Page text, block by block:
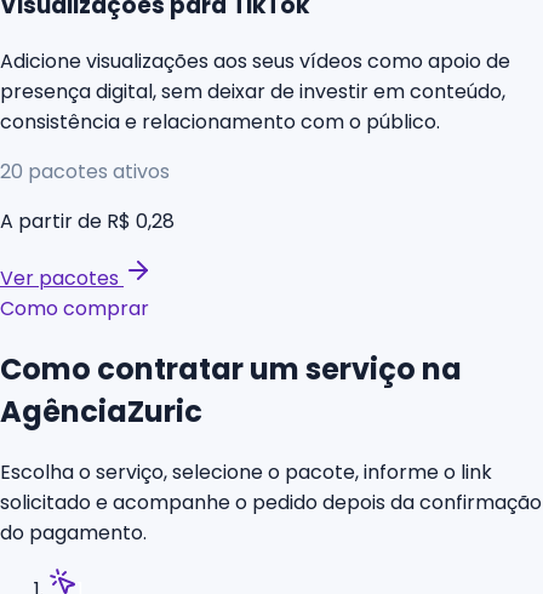
Adicione visualizações aos seus vídeos como apoio de
presença digital, sem deixar de investir em conteúdo,
consistência e relacionamento com o público.
20 pacotes ativos
A partir de R$ 0,28
Ver pacotes
Como comprar
Como contratar um serviço na
AgênciaZuric
Escolha o serviço, selecione o pacote, informe o link
solicitado e acompanhe o pedido depois da confirmação
do pagamento.